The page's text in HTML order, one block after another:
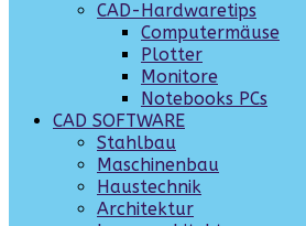
CAD-Hardwaretips
Computermäuse
Plotter
Monitore
Notebooks PCs
CAD SOFTWARE
Stahlbau
Maschinenbau
Haustechnik
Architektur